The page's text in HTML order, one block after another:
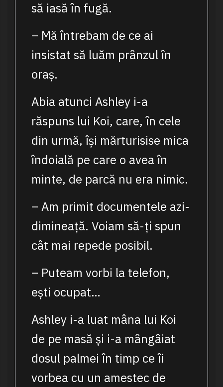
să iasă în fugă.
– Mă întrebam de ce ai
insistat să luăm prânzul în
oraș.
Abia atunci Ashley i-a
răspuns lui Koi, care, în cele
din urmă, își mărturisise mica
îndoială pe care o avea în
minte, de parcă nu era nimic.
– Am primit documentele azi-
dimineață. Voiam să-ți spun
cât mai repede posibil.
– Puteam vorbi la telefon,
ești ocupat…
Ashley i-a luat mâna lui Koi
de pe masă și i-a mângâiat
dosul palmei în timp ce îi
vorbea cu un amestec de